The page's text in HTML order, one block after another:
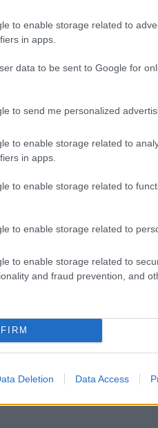
to enable storage related to
in apps.
data to be sent to Google for
to send me personalized
to enable storage related to
in apps.
to enable storage related to
to enable storage related to
to enable storage related to
and fraud prevention, and
Deletion Data Access